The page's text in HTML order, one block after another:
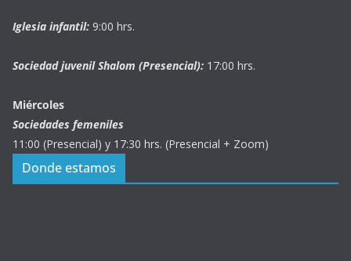
Iglesia infantil: 9:00 hrs.
Sociedad juvenil Shalom (Presencial): 17:00 hrs.
Miércoles
Sociedades femeniles
11:00 (Presencial) y 17:30 hrs. (Presencial + Zoom)
Donde estamos